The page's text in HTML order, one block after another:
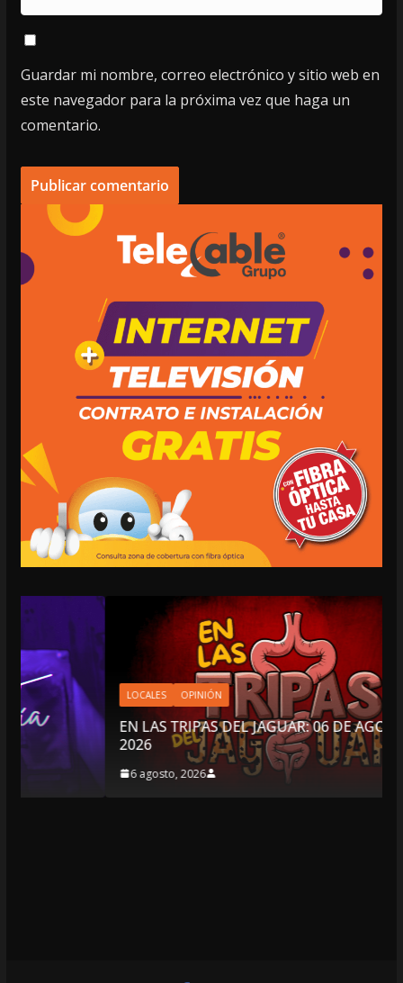
Guardar mi nombre, correo electrónico y sitio web en
este navegador para la próxima vez que haga un
comentario.
LOCALES OPINIÓN
EN LAS TRIPAS DEL JAGUAR: 06 DE AGOSTO DE
2026
6 agosto, 2026